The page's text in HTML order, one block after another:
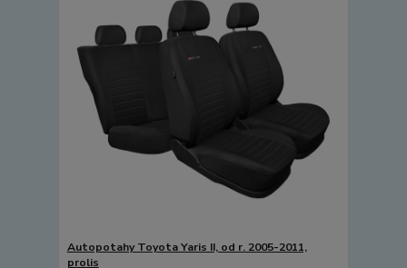
Autopotahy Toyota Yaris II, od r. 2005-2011,
prolis